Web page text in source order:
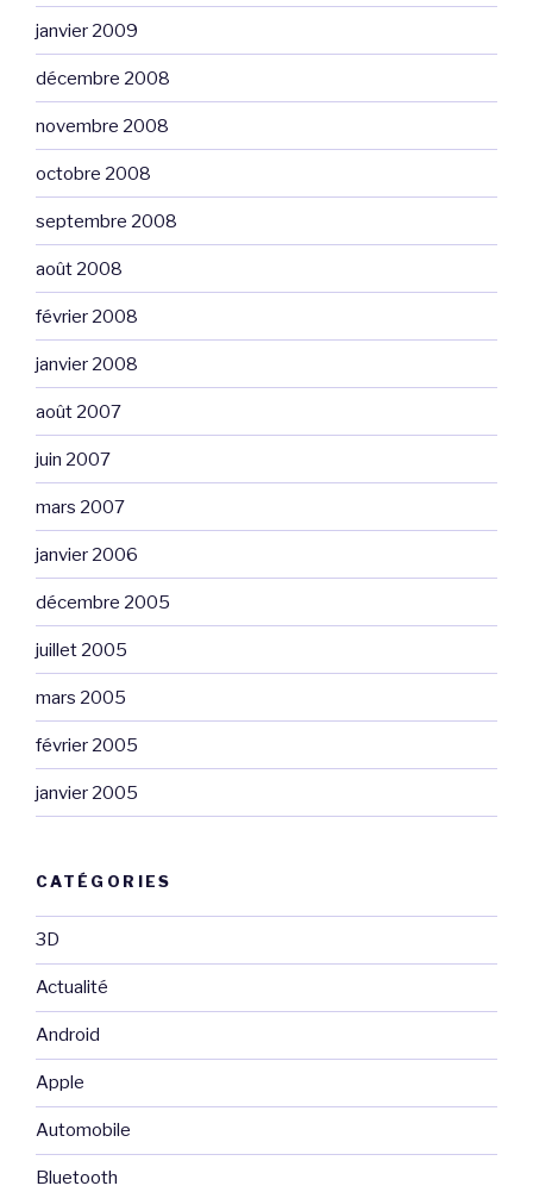
janvier 2009
décembre 2008
novembre 2008
octobre 2008
septembre 2008
août 2008
février 2008
janvier 2008
août 2007
juin 2007
mars 2007
janvier 2006
décembre 2005
juillet 2005
mars 2005
février 2005
janvier 2005
CATÉGORIES
3D
Actualité
Android
Apple
Automobile
Bluetooth